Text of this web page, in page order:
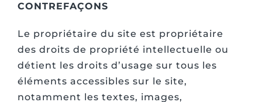
CONTREFAÇONS
Le propriétaire du site est propriétaire
des droits de propriété intellectuelle ou
détient les droits d’usage sur tous les
éléments accessibles sur le site,
notamment les textes, images,